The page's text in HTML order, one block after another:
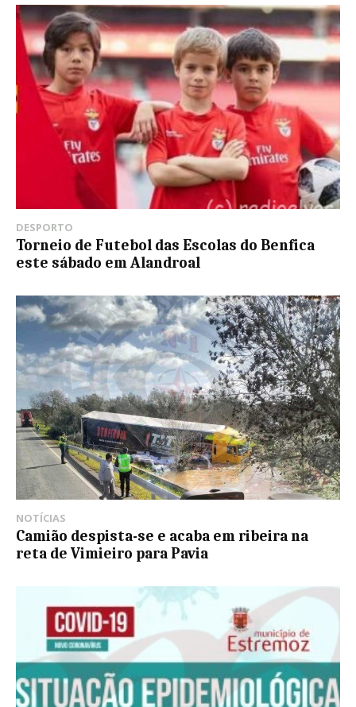
DESPORTO
Torneio de Futebol das Escolas do Benfica
este sábado em Alandroal
NOTÍCIAS
Camião despista-se e acaba em ribeira na
reta de Vimieiro para Pavia